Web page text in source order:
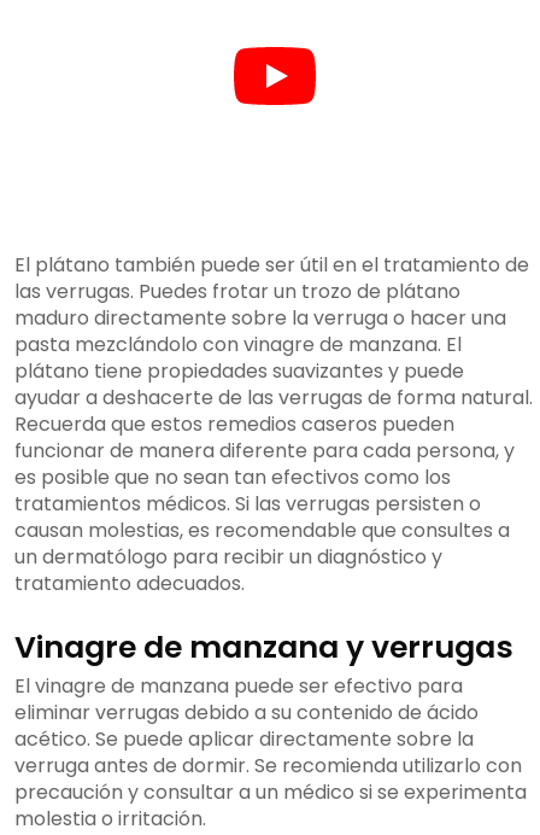
El plátano también puede ser útil en el tratamiento de
las verrugas. Puedes frotar un trozo de plátano
maduro directamente sobre la verruga o hacer una
pasta mezclándolo con vinagre de manzana. El
plátano tiene propiedades suavizantes y puede
ayudar a deshacerte de las verrugas de forma natural.
Recuerda que estos remedios caseros pueden
funcionar de manera diferente para cada persona, y
es posible que no sean tan efectivos como los
tratamientos médicos. Si las verrugas persisten o
causan molestias, es recomendable que consultes a
un dermatólogo para recibir un diagnóstico y
tratamiento adecuados.
Vinagre de manzana y verrugas
El vinagre de manzana puede ser efectivo para
eliminar verrugas debido a su contenido de ácido
acético. Se puede aplicar directamente sobre la
verruga antes de dormir. Se recomienda utilizarlo con
precaución y consultar a un médico si se experimenta
molestia o irritación.